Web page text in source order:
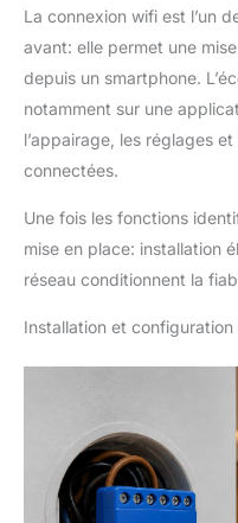
La connexion wifi est l’un
avant: elle permet une
depuis un smartphone.
notamment sur une
l’appairage, les réglages
connectées.
Une fois les fonctions
mise en place: installation
réseau conditionnent la
Installation et